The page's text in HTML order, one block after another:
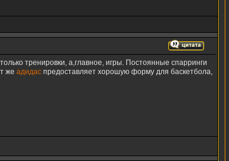
тренировки, а,главное, игры. Постоянные спарринги
же адидас предоставляет хорошую форму для баскетбола,